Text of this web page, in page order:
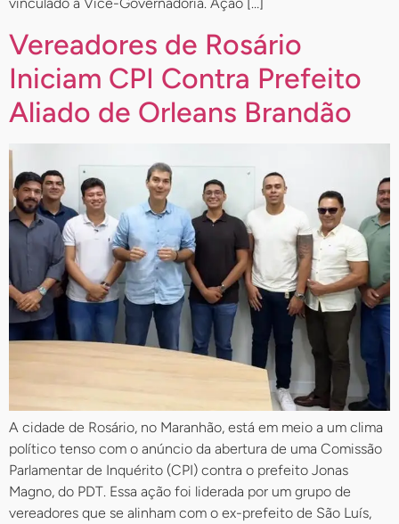
vinculado à Vice-Governadoria. Ação […]
Vereadores de Rosário
Iniciam CPI Contra Prefeito
Aliado de Orleans Brandão
A cidade de Rosário, no Maranhão, está em meio a um clima
político tenso com o anúncio da abertura de uma Comissão
Parlamentar de Inquérito (CPI) contra o prefeito Jonas
Magno, do PDT. Essa ação foi liderada por um grupo de
vereadores que se alinham com o ex-prefeito de São Luís,